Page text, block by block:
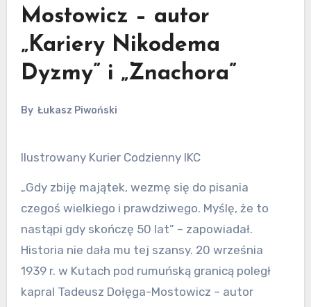
Mostowicz – autor
„Kariery Nikodema
Dyzmy” i „Znachora”
By Łukasz Piwoński
Ilustrowany Kurier Codzienny IKC
„Gdy zbiję majątek, wezmę się do pisania
czegoś wielkiego i prawdziwego. Myślę, że to
nastąpi gdy skończę 50 lat” – zapowiadał.
Historia nie dała mu tej szansy. 20 września
1939 r. w Kutach pod rumuńską granicą poległ
kapral Tadeusz Dołęga-Mostowicz – autor